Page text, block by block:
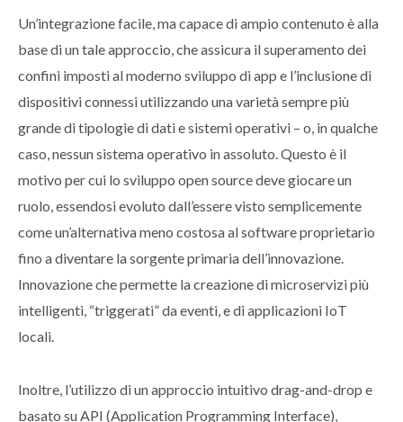
Un’integrazione facile, ma capace di ampio contenuto è alla
base di un tale approccio, che assicura il superamento dei
confini imposti al moderno sviluppo di app e l’inclusione di
dispositivi connessi utilizzando una varietà sempre più
grande di tipologie di dati e sistemi operativi – o, in qualche
caso, nessun sistema operativo in assoluto. Questo è il
motivo per cui lo sviluppo open source deve giocare un
ruolo, essendosi evoluto dall’essere visto semplicemente
come un’alternativa meno costosa al software proprietario
fino a diventare la sorgente primaria dell’innovazione.
Innovazione che permette la creazione di microservizi più
intelligenti, “triggerati” da eventi, e di applicazioni IoT
locali.
Inoltre, l’utilizzo di un approccio intuitivo drag-and-drop e
basato su API (Application Programming Interface),